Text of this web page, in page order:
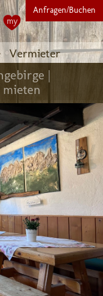
Vermieter
Anfragen/Buchen
my
|